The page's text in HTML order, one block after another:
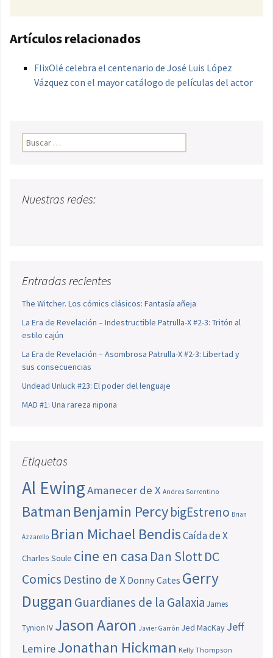
Artículos relacionados
FlixOlé celebra el centenario de José Luis López
Vázquez con el mayor catálogo de películas del actor
Buscar:
Nuestras redes:
Entradas recientes
The Witcher. Los cómics clásicos: Fantasía añeja
La Era de Revelación – Indestructible Patrulla-X #2-3: Tritón al
estilo cajún
La Era de Revelación – Asombrosa Patrulla-X #2-3: Libertad y
sus consecuencias
Undead Unluck #23: El poder del lenguaje
MAD #1: Una rareza nipona
Etiquetas
Al EwingAmanecer de X Andrea Sorrentino
Batman Benjamin PercybigEstreno Brian
Azzarello Brian Michael BendisCaída de X
Charles Soule cine en casa Dan SlottDC
Comics Destino de X Donny Cates Gerry
Duggan Guardianes de la Galaxia James
Tynion IV Jason Aaron Javier Garrón Jed MacKay Jeff
LemireJonathan Hickman Kelly Thompson